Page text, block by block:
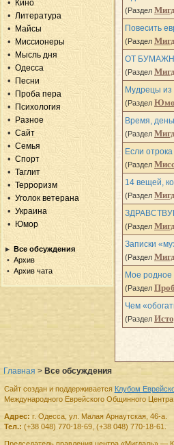
Кино
Литература
Майсы
Миссионеры
Мысль дня
Одесса
Песни
Проба пера
Психология
Разное
Сайт
Семья
Спорт
Таглит
Терроризм
Уголок ветерана
Украина
Юмор
Все обсуждения
Архив
Архив чата
(Раздел
Повесить
(Раздел
ОТ
(Раздел
Мудрецы
(Раздел
Время,
(Раздел
Если
(Раздел
14 вещей,
(Раздел
(Раздел
Записки
(Раздел
Мое
(Раздел
Чем
(Раздел
Главная > Все обсуждения
Сайт создан и поддерживается Клубом
Международного Еврейского Общинного Центра
Адрес: г. Одесса, ул. Малая Арнаутская, 46-а.
Тел.: (+38 048) 770-18-69, (+38 048) 770-18-61